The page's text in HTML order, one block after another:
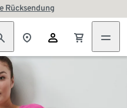
Rücksendung